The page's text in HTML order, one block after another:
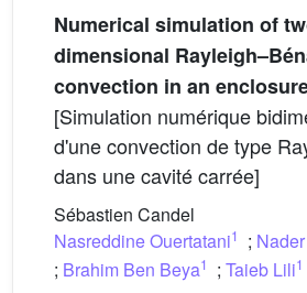
Numerical simulation of
dimensional
convection in an
[Simulation numérique
d'une convection de type
dans une cavité carrée]
Sébastien Candel
Nasreddine Ouertatani1 ;
; Brahim Ben Beya1 ; Taieb Lili1